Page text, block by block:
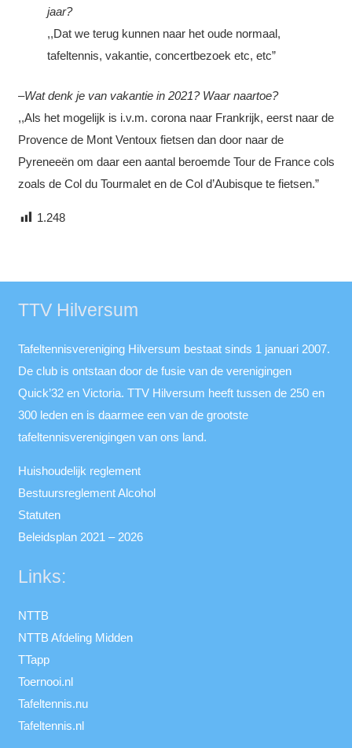
jaar?
,,Dat we terug kunnen naar het oude normaal,
tafeltennis, vakantie, concertbezoek etc, etc”
–Wat denk je van vakantie in 2021? Waar naartoe?
,,Als het mogelijk is i.v.m. corona naar Frankrijk, eerst naar de
Provence de Mont Ventoux fietsen dan door naar de
Pyreneeën om daar een aantal beroemde Tour de France cols
zoals de Col du Tourmalet en de Col d’Aubisque te fietsen.”
1.248
TTV Hilversum
Tafeltennisvereniging Hilversum bestaat sinds 1 januari 2007.
De club is ontstaan door de fusie van de verenigingen
Quick’32 en Victoria. TTV Hilversum heeft tussen de 250 en
300 leden en is daarmee een van de grootste
tafeltennisverenigingen van ons land.
Huishoudelijk reglement
Bestuursreglement Alcohol
Statuten
Beleidsplan 2021 – 2026
Links:
NTTB
NTTB Afdeling Midden
TTapp
Toernooi.nl
Tafeltennis.nu
Tafeltennis.nl